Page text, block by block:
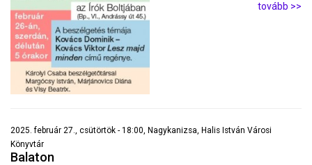
tovább >>
2025. február 27., csütörtök - 18:00, Nagykanizsa, Halis István Városi
Könyvtár
Balaton